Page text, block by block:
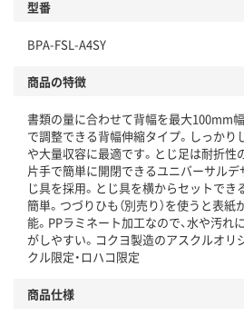
仕組
この商品の環境配慮ポイントです。下記
アスクル商品環境スコア詳細／加点項目
型番
BPA-FSL-A4SY
商品の特徴
書類の量に合わせて背幅を最大100mm幅
で調整できる背幅伸縮タイプ。しっか
や大量収容に最適です。とじ足は耐折性
片手で簡単に開閉できるユニバーサル
じ具を採用。とじ具を横からセットでき
簡単。つづりひも（別売り）を使うと表
能。PPラミネート加工なので、水や汚れ
がしやすい。コクヨ製造のアスクルオリ
クル限定・ロハコ限定
商品仕様